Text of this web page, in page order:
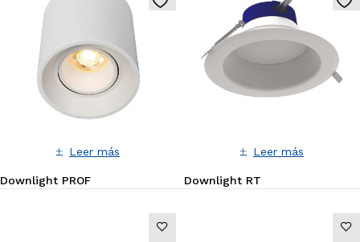
Leer más
Downlight PROF
Leer más
Downlight RT